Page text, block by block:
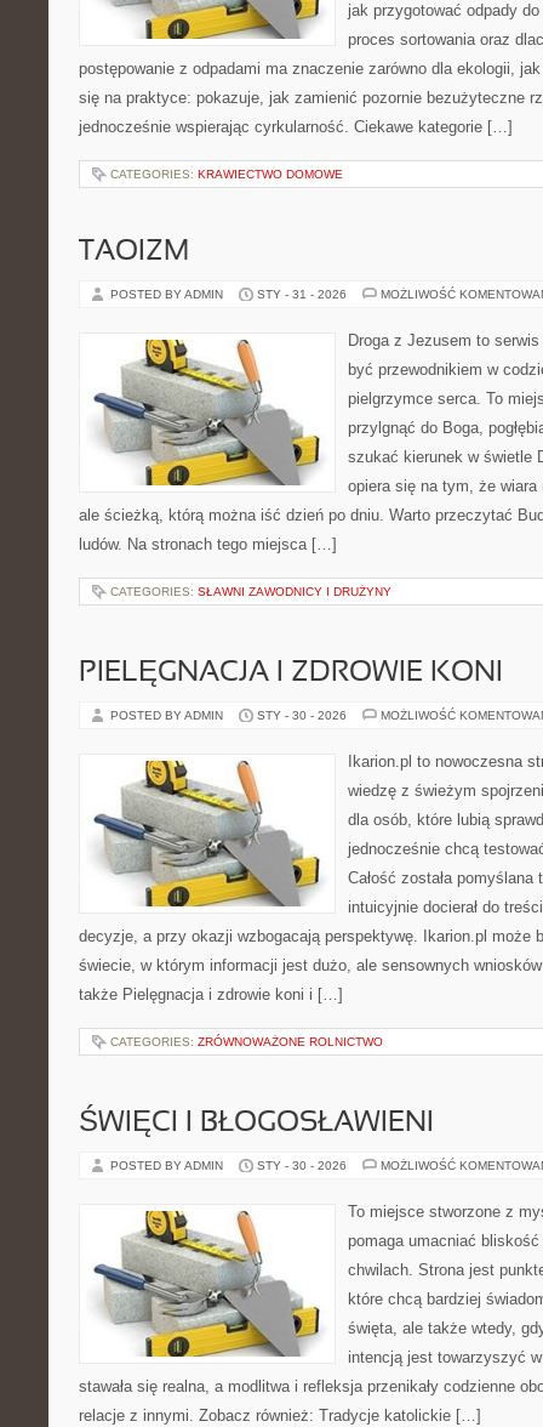
jak przygotować odpady
proces sortowania oraz
postępowanie z odpadami ma znaczenie zarówno dla ekologii,
się na praktyce: pokazuje, jak zamienić pozornie bezużyteczne
jednocześnie wspierając cyrkularność. Ciekawe kategorie […]
CATEGORIES: KRAWIECTWO DOMOWE
TAOIZM
POSTED BY ADMIN STY - 31 - 2026 MOŻLIWOŚĆ
Droga z Jezusem to
być przewodnikiem w
pielgrzymce serca. To
przylgnąć do Boga,
szukać kierunek w świetle
opiera się na tym, że
ale ścieżką, którą można iść dzień po dniu. Warto przeczytać
ludów. Na stronach tego miejsca […]
CATEGORIES: SŁAWNI ZAWODNICY I DRUŻYNY
PIELĘGNACJA I ZDROWIE KONI
POSTED BY ADMIN STY - 30 - 2026 MOŻLIWOŚĆ
Ikarion.pl to nowoczesna
wiedzę z świeżym
dla osób, które lubią
jednocześnie chcą
Całość została
intuicyjnie docierał do
decyzje, a przy okazji wzbogacają perspektywę. Ikarion.pl może
świecie, w którym informacji jest dużo, ale sensownych
także Pielęgnacja i zdrowie koni i […]
CATEGORIES: ZRÓWNOWAŻONE ROLNICTWO
ŚWIĘCI I BŁOGOSŁAWIENI
POSTED BY ADMIN STY - 30 - 2026 MOŻLIWOŚĆ
To miejsce stworzone z
pomaga umacniać
chwilach. Strona jest
które chcą bardziej
święta, ale także wtedy,
intencją jest towarzyszyć
stawała się realna, a modlitwa i refleksja przenikały codzienne
relacje z innymi. Zobacz również: Tradycje katolickie […]